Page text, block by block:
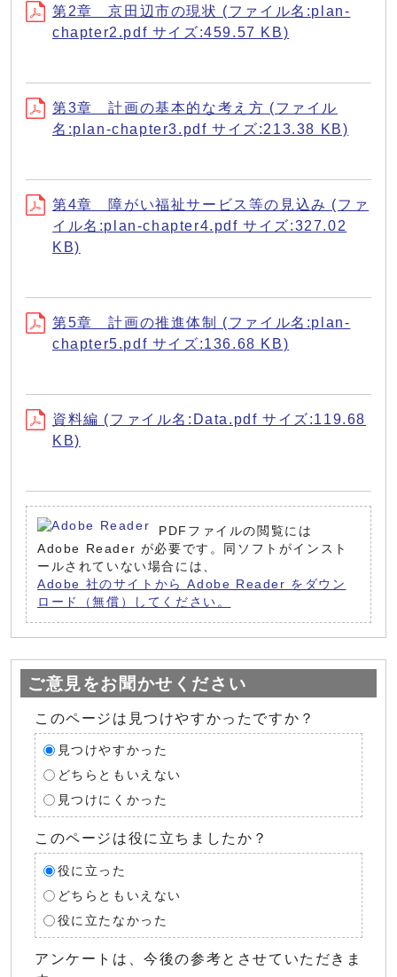
第2章 京田辺市の現状 (ファイル名:plan-
chapter2.pdf サイズ:459.57 KB)
第3章 計画の基本的な考え方 (ファイル
名:plan-chapter3.pdf サイズ:213.38 KB)
第4章 障がい福祉サービス等の見込み (ファ
イル名:plan-chapter4.pdf サイズ:327.02
KB)
第5章 計画の推進体制 (ファイル名:plan-
chapter5.pdf サイズ:136.68 KB)
資料編 (ファイル名:Data.pdf サイズ:119.68
KB)
PDFファイルの閲覧には
Adobe Reader が必要です。同ソフトがインスト
ールされていない場合には、
Adobe 社のサイトから Adobe Reader をダウン
ロード（無償）してください。
ご意見をお聞かせください
このページは見つけやすかったですか？
見つけやすかった
どちらともいえない
見つけにくかった
このページは役に立ちましたか？
役に立った
どちらともいえない
役に立たなかった
アンケートは、今後の参考とさせていただきま